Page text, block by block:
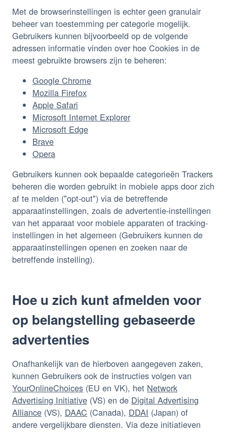
Met de browserinstellingen is echter geen granulair
beheer van toestemming per categorie mogelijk.
Gebruikers kunnen bijvoorbeeld op de volgende
adressen informatie vinden over hoe Cookies in de
meest gebruikte browsers zijn te beheren:
Google Chrome
Mozilla Firefox
Apple Safari
Microsoft Internet Explorer
Microsoft Edge
Brave
Opera
Gebruikers kunnen ook bepaalde categorieën Trackers
beheren die worden gebruikt in mobiele apps door zich
af te melden ("opt-out") via de betreffende
apparaatinstellingen, zoals de advertentie-instellingen
van het apparaat voor mobiele apparaten of tracking-
instellingen in het algemeen (Gebruikers kunnen de
apparaatinstellingen openen en zoeken naar de
betreffende instelling).
Hoe u zich kunt afmelden voor
op belangstelling gebaseerde
advertenties
Onafhankelijk van de hierboven aangegeven zaken,
kunnen Gebruikers ook de instructies volgen van
YourOnlineChoices (EU en VK), het Network
Advertising Initiative (VS) en de Digital Advertising
Alliance (VS), DAAC (Canada), DDAI (Japan) of
andere vergelijkbare diensten. Via deze initiatieven